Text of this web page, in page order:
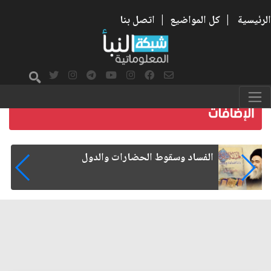
الرئيسية | كل المواضيع | اتصل بنا
رواتب الموظفين على صفيح ساخن